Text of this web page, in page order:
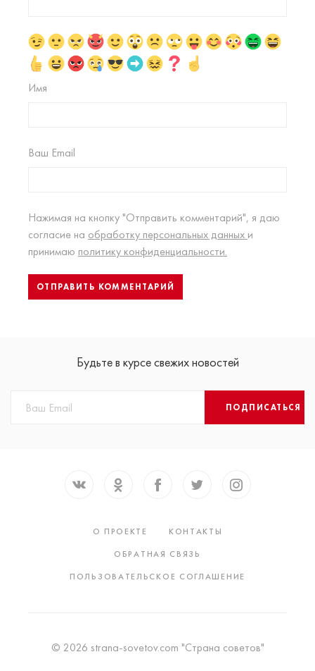
Имя
Ваш Email
Нажимая на кнопку "Отправить комментарий", я даю
согласие на обработку персональных данных и
принимаю политику конфиденциальности.
Будьте в курсе свежих новостей
ПОДПИСАТЬСЯ
О ПРОЕКТЕ
КОНТАКТЫ
ОБРАТНАЯ СВЯЗЬ
ПОЛЬЗОВАТЕЛЬСКОЕ СОГЛАШЕНИЕ
© 2026 strana-sovetov.com "Страна советов"